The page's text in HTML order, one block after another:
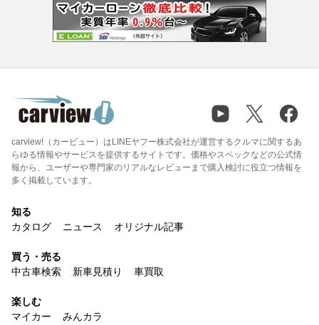
carview!（カービュー）はLINEヤフー株式会社が運営するクルマに関するあ
らゆる情報やサービスを提供するサイトです。価格やスペックなどの公式情
報から、ユーザーや専門家のリアルなレビューまで購入検討に役立つ情報を
多く掲載しています。
知る
カタログ
ニュース オリジナル記事
買う・売る
中古車検索
新車見積り 車買取
楽しむ
マイカー
みんカラ